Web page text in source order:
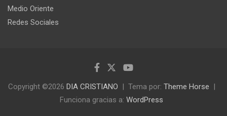
Medio Oriente
Redes Sociales
Copyright ©2026 DIA CRISTIANO Tema por: Theme Horse
Funciona gracias a: WordPress